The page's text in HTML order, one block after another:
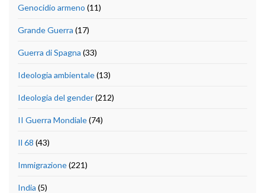
Genocidio armeno (11)
Grande Guerra (17)
Guerra di Spagna (33)
Ideologia ambientale(13)
Ideologia del gender(212)
II Guerra Mondiale(74)
Il 68 (43)
Immigrazione(221)
India (5)